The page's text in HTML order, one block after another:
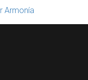
Armonía